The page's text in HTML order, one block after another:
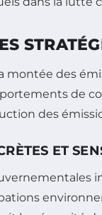
montée des
de
des
ET